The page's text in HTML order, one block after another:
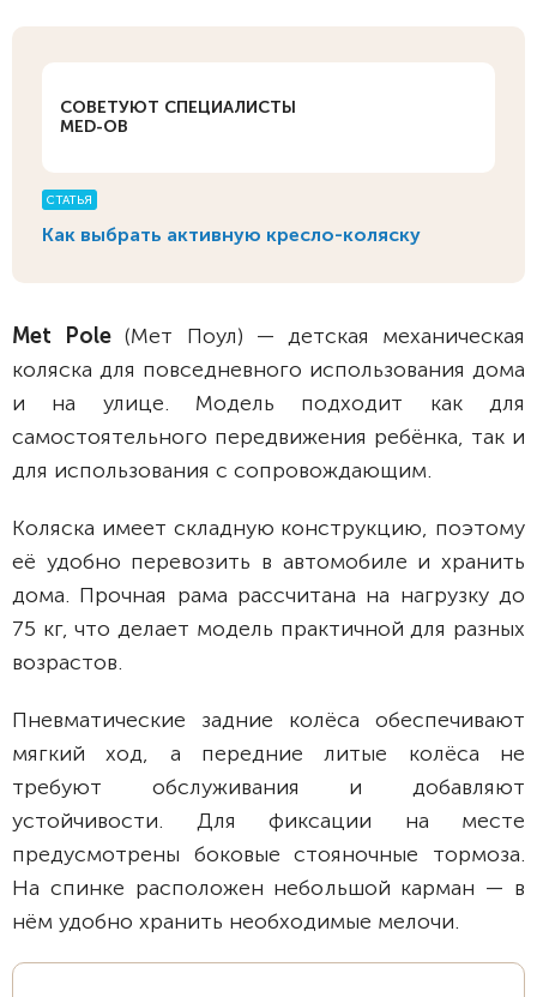
СОВЕТУЮТ СПЕЦИАЛИСТЫ
MED-OB
СТАТЬЯ
Как выбрать активную кресло-коляску
Met Pole (Мет Поул) — детская механическая
коляска для повседневного использования дома
и на улице. Модель подходит как для
самостоятельного передвижения ребёнка, так и
для использования с сопровождающим.
Коляска имеет складную конструкцию, поэтому
её удобно перевозить в автомобиле и хранить
дома. Прочная рама рассчитана на нагрузку до
75 кг, что делает модель практичной для разных
возрастов.
Пневматические задние колёса обеспечивают
мягкий ход, а передние литые колёса не
требуют обслуживания и добавляют
устойчивости. Для фиксации на месте
предусмотрены боковые стояночные тормоза.
На спинке расположен небольшой карман — в
нём удобно хранить необходимые мелочи.